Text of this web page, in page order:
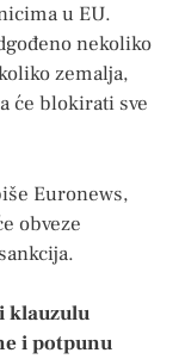
u EU.
nekoliko
zemalja,
će blokirati sve
Euronews,
obveze
klauzulu
i potpunu